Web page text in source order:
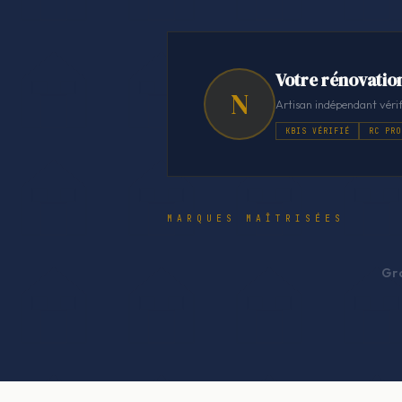
N
Votre
Artisan indépendant
KBIS VÉRIFIÉ RC PRO
MARQUES MAÎTRISÉES